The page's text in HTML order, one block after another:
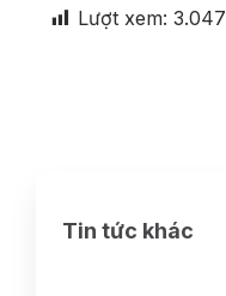
Lượt xem: 3.047
Tin tức khác